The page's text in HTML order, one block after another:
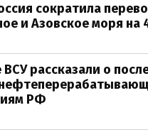
сократила
и Азовское моря на
ВСУ рассказали о
РФ